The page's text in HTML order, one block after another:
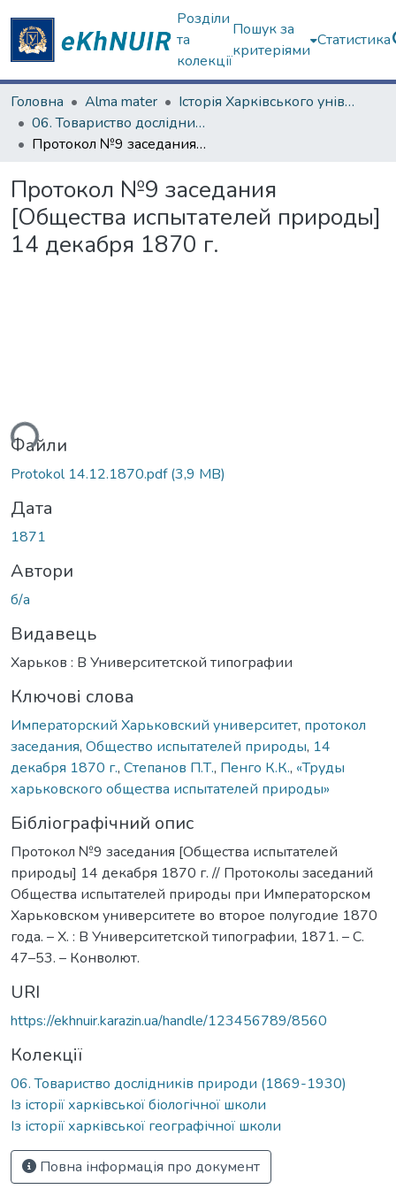
Розділи
та
колекції
Пошук за
критеріями
Статистика
Головна Alma mater
Історія Харківського університету
06. Товариство дослідників природи (1869-1930)
Протокол №9 заседания [Общества испытателей природы] 14 декабря 1870 г.
Протокол №9 заседания
[Общества испытателей природы]
14 декабря 1870 г.
Файли
Protokol 14.12.1870.pdf(3,9 MB)
Дата
1871
Автори
б/а
Видавець
Харьков : В Университетской типографии
Ключові слова
Императорский Харьковский университет, протокол
заседания, Общество испытателей природы, 14
декабря 1870 г., Степанов П.Т., Пенго К.К., «Труды
харьковского общества испытателей природы»
Бібліографічний опис
Протокол №9 заседания [Общества испытателей
природы] 14 декабря 1870 г. // Протоколы заседаний
Общества испытателей природы при Императорском
Харьковском университете во второе полугодие 1870
года. – Х. : В Университетской типографии, 1871. – С.
47–53. – Конволют.
URI
https://ekhnuir.karazin.ua/handle/123456789/8560
Колекції
06. Товариство дослідників природи (1869-1930)
Із історії харківської біологічної школи
Із історії харківської географічної школи
Повна інформація про документ